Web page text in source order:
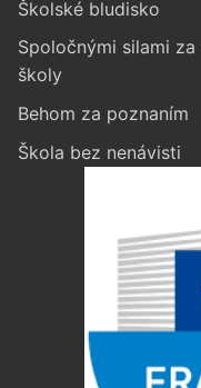
Školské bludisko
Spoločnými silami
školy
Behom za poznaním
Škola bez nenávisti